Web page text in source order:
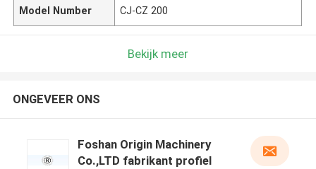
Model Number CJ-CZ 200
Bekijk meer
ONGEVEER ONS
Foshan Origin Machinery
Co.,LTD fabrikant profiel